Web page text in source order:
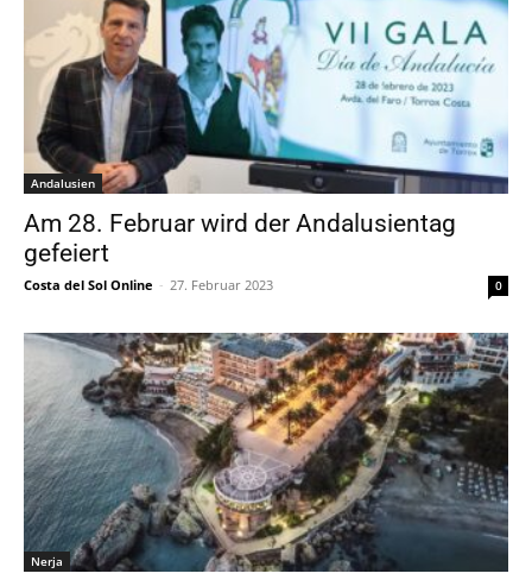
Andalusien
Am 28. Februar wird der Andalusientag
gefeiert
Costa del Sol Online - 27. Februar 2023 0
Nerja